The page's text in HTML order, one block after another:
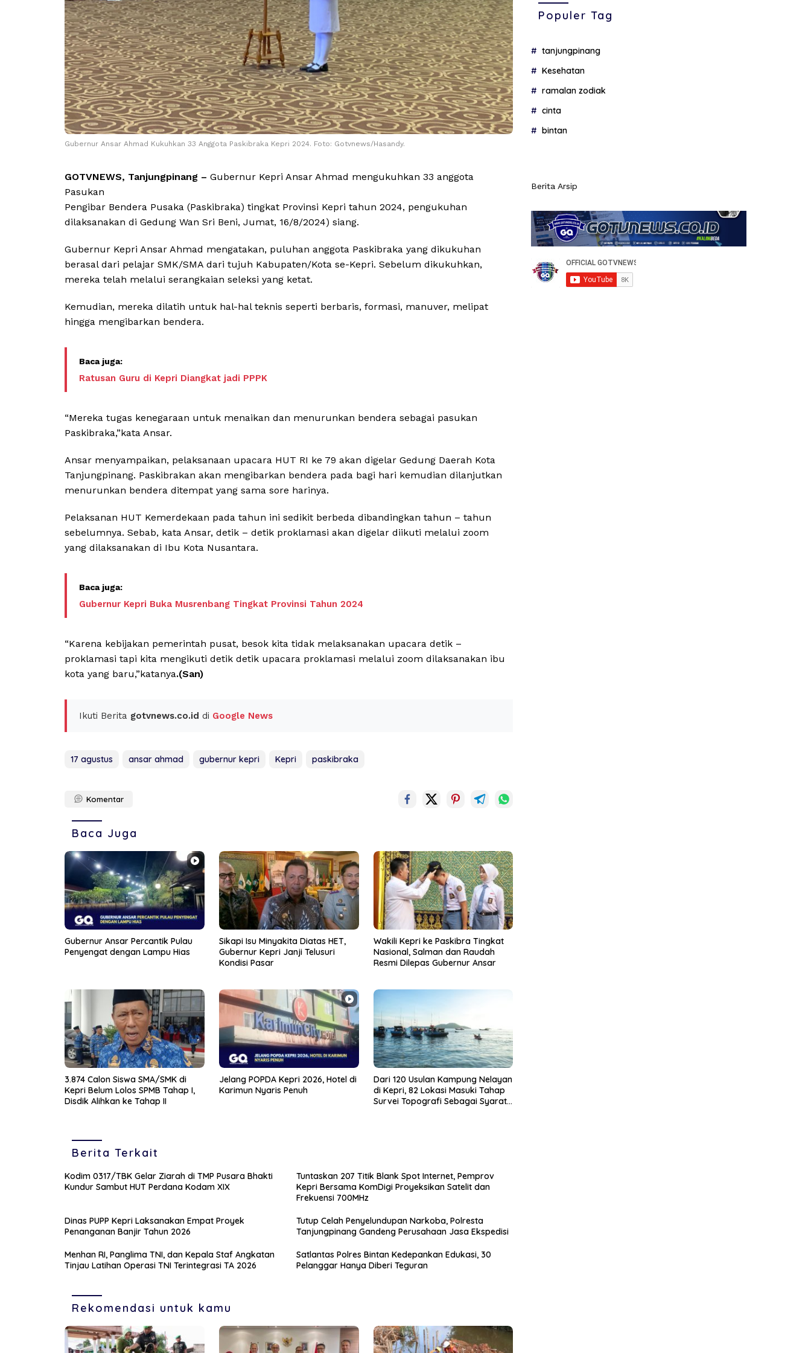
Gubernur Ansar Ahmad Kukuhkan 33 Anggota Paskibraka Kepri 2024. Foto: Gotvnews/Hasandy.
GOTVNEWS, Tanjungpinang – Gubernur Kepri Ansar Ahmad mengukuhkan 33 anggota
Pasukan
Pengibar Bendera Pusaka (Paskibraka) tingkat Provinsi Kepri tahun 2024, pengukuhan
dilaksanakan di Gedung Wan Sri Beni, Jumat, 16/8/2024) siang.
Gubernur Kepri Ansar Ahmad mengatakan, puluhan anggota Paskibraka yang dikukuhan
berasal dari pelajar SMK/SMA dari tujuh Kabupaten/Kota se-Kepri. Sebelum dikukuhkan,
mereka telah melalui serangkaian seleksi yang ketat.
Kemudian, mereka dilatih untuk hal-hal teknis seperti berbaris, formasi, manuver, melipat
hingga mengibarkan bendera.
Ratusan Guru di Kepri Diangkat jadi PPPK
“Mereka tugas kenegaraan untuk menaikan dan menurunkan bendera sebagai pasukan
Paskibraka,”kata Ansar.
Ansar menyampaikan, pelaksanaan upacara HUT RI ke 79 akan digelar Gedung Daerah Kota
Tanjungpinang. Paskibrakan akan mengibarkan bendera pada bagi hari kemudian dilanjutkan
menurunkan bendera ditempat yang sama sore harinya.
Pelaksanan HUT Kemerdekaan pada tahun ini sedikit berbeda dibandingkan tahun – tahun
sebelumnya. Sebab, kata Ansar, detik – detik proklamasi akan digelar diikuti melalui zoom
yang dilaksanakan di Ibu Kota Nusantara.
Gubernur Kepri Buka Musrenbang Tingkat Provinsi Tahun 2024
“Karena kebijakan pemerintah pusat, besok kita tidak melaksanakan upacara detik –
proklamasi tapi kita mengikuti detik detik upacara proklamasi melalui zoom dilaksanakan ibu
kota yang baru,”katanya.(San)
Ikuti Berita gotvnews.co.id di Google News
17 agustus ansar ahmad gubernur kepri Kepri paskibraka
Komentar
Baca Juga
Gubernur Ansar Percantik Pulau
Penyengat dengan Lampu Hias
Sikapi Isu Minyakita Diatas HET,
Gubernur Kepri Janji Telusuri
Kondisi Pasar
Wakili Kepri ke Paskibra Tingkat
Nasional, Salman dan Raudah
Resmi Dilepas Gubernur Ansar
3.874 Calon Siswa SMA/SMK di
Kepri Belum Lolos SPMB Tahap I,
Disdik Alihkan ke Tahap II
Jelang POPDA Kepri 2026, Hotel di
Karimun Nyaris Penuh
Dari 120 Usulan Kampung Nelayan
di Kepri, 82 Lokasi Masuki Tahap
Survei Topografi Sebagai Syarat
Berita Terkait
Kodim 0317/TBK Gelar Ziarah di TMP Pusara Bhakti
Kundur Sambut HUT Perdana Kodam XIX
Tuntaskan 207 Titik Blank Spot Internet, Pemprov
Kepri Bersama KomDigi Proyeksikan Satelit dan
Frekuensi 700MHz
Dinas PUPP Kepri Laksanakan Empat Proyek
Penanganan Banjir Tahun 2026
Tutup Celah Penyelundupan Narkoba, Polresta
Tanjungpinang Gandeng Perusahaan Jasa Ekspedisi
Menhan RI, Panglima TNI, dan Kepala Staf Angkatan
Tinjau Latihan Operasi TNI Terintegrasi TA 2026
Satlantas Polres Bintan Kedepankan Edukasi, 30
Pelanggar Hanya Diberi Teguran
Rekomendasi untuk kamu
Populer Tag
tanjungpinang
Kesehatan
ramalan zodiak
cinta
bintan
Berita Arsip